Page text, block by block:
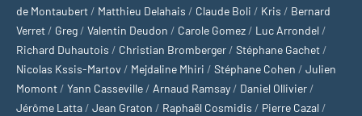
de Montaubert / Matthieu Delahais / Claude Boli / Kris / Bernard
Verret / Greg / Valentin Deudon / Carole Gomez / Luc Arrondel /
Richard Duhautois / Christian Bromberger / Stéphane Gachet /
Nicolas Kssis-Martov / Mejdaline Mhiri / Stéphane Cohen / Julien
Momont / Yann Casseville / Arnaud Ramsay / Daniel Ollivier /
Jérôme Latta / Jean Graton / Raphaël Cosmidis / Pierre Cazal /